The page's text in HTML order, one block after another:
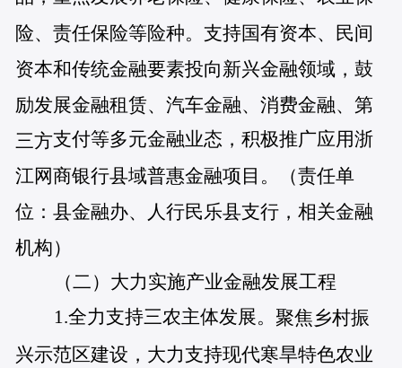
险、责任保险等险种。支持国有资本、民间
资本和传统金融要素投向新兴金融领域，鼓
励发展金融租赁、汽车金融、消费金融、第
三方支付等多元金融业态，积极推广应用浙
江网商银行县域普惠金融项目。（责任单
位：县金融办、人行民乐县支行，相关金融
机构）
（二）大力实施产业金融发展工程
1.全力支持三农主体发展。 聚焦乡村振
兴示范区建设，大力支持现代寒旱特色农业